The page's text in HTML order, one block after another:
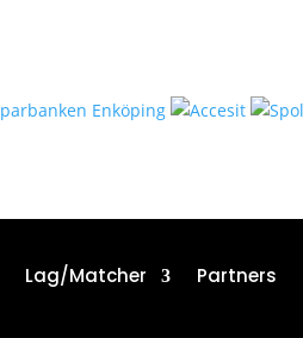
Lag/Matcher Partners